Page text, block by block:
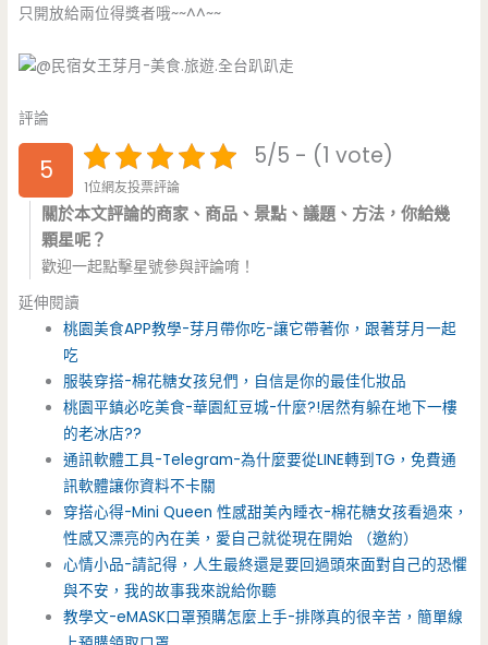
只開放給兩位得獎者哦~~^^~~
評論
5 5/5 - (1 vote)
1位網友投票評論
關於本文評論的商家、商品、景點、議題、方法，你給幾
顆星呢？
歡迎一起點擊星號參與評論唷！
延伸閱讀
桃園美食APP教學-芽月帶你吃-讓它帶著你，跟著芽月一起
吃
服裝穿搭-棉花糖女孩兒們，自信是你的最佳化妝品
桃園平鎮必吃美食-華園紅豆城-什麼?!居然有躲在地下一樓
的老冰店??
通訊軟體工具-Telegram-為什麼要從LINE轉到TG，免費通
訊軟體讓你資料不卡關
穿搭心得-Mini Queen 性感甜美內睡衣-棉花糖女孩看過來，
性感又漂亮的內在美，愛自己就從現在開始 （邀約）
心情小品-請記得，人生最終還是要回過頭來面對自己的恐懼
與不安，我的故事我來說給你聽
教學文-eMASK口罩預購怎麼上手-排隊真的很辛苦，簡單線